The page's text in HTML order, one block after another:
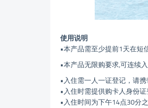
使用说明
•本产品需至少提前1天在短
•本产品无限购要求,可连续入
•入住需一人一证登记，请
•入住时需提供购卡人身份
•入住时间为下午14点30分